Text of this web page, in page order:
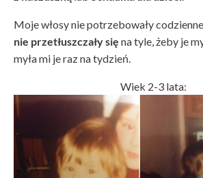
Moje włosy nie potrzebowały
nie przetłuszczały się na tyle, żeby je
myła mi je raz na tydzień.
Wiek 2-3 lata: